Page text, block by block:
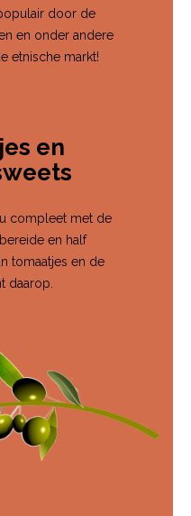
door de
en onder andere
etnische markt!
en
compleet met de
en half
tomaatjes en de
daarop.